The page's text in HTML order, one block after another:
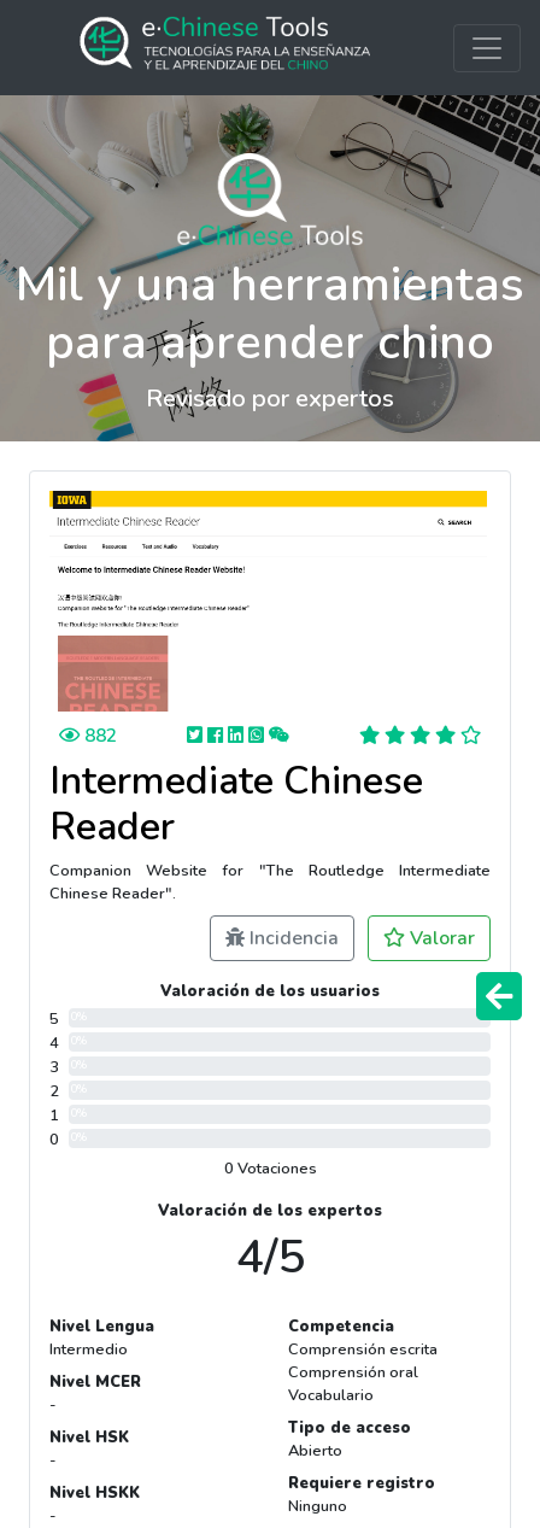
Mil y una herramientas
para aprender chino
Revisado por expertos
882
Intermediate Chinese
Reader
Companion Website for "The Routledge Intermediate
Chinese Reader".
Incidencia Valorar
Valoración de los usuarios
5
4
3
2
1
0
0 Votaciones
Valoración de los expertos
4/5
Nivel Lengua
Intermedio
Nivel MCER
-
Nivel HSK
-
Nivel HSKK
-
Competencia
Comprensión escrita
Comprensión oral
Vocabulario
Tipo de acceso
Abierto
Requiere registro
Ninguno